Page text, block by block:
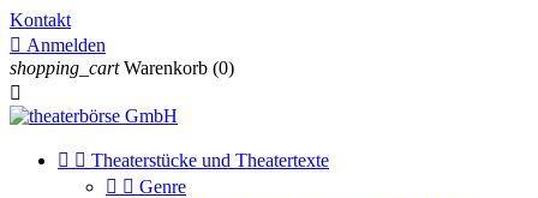
Kontakt
 Anmelden
shopping_cart Warenkorb (0)

  Theaterstücke und Theatertexte
  Genre